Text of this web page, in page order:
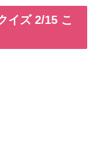
イズ 2/15 こ